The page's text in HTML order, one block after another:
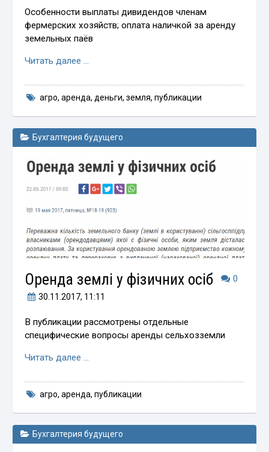
Особенности выплаты дивидендов членам
фермерских хозяйств; оплата наличкой за аренду
земельных паёв
Читать далее …
агро, аренда, деньги, земля, публикации
Бухгалтерия будущего
0
Оренда землі у фізичних осіб
30.11.2017, 11:11
В публикации рассмотрены отдельные
специфические вопросы аренды сельхозземли
Читать далее …
агро, аренда, публикации
Бухгалтерия будущего